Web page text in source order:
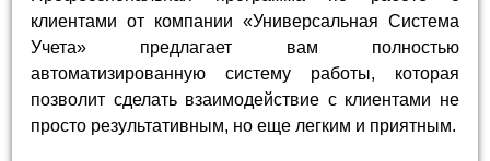
клиентами от компании «Универсальная Система
Учета» предлагает вам полностью
автоматизированную систему работы, которая
позволит сделать взаимодействие с клиентами не
просто результативным, но еще легким и приятным.